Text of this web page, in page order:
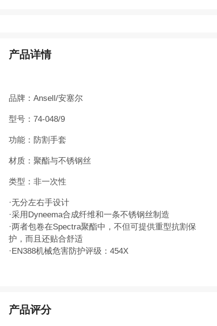
产品详情
品牌：Ansell/安塞尔
型号：74-048/9
功能：防割手套
材质：聚酯与不锈钢丝
类型：非一次性
·无分左右手设计
·采用Dyneema合成纤维和一条不锈钢丝制造
·两者包卷在Spectra聚酯中，不但可提供重型抗割保
护，而且还贴合舒适
·EN388机械危害防护评级：454X
产品评分